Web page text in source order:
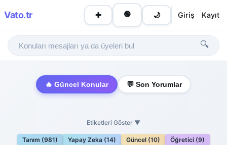
Vato.tr ✚ 🟢 🌙 Giriş Kayıt
🔍
🔥 Güncel Konular 💬 Son Yorumlar
Etiketleri Göster ▼
Tanım (981) Yapay Zeka (14) Güncel (10)
Öğretici (9)